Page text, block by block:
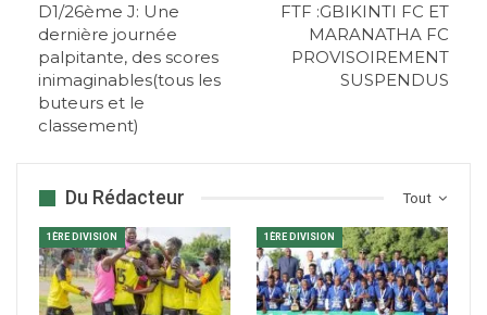
D1/26ème J: Une
dernière journée
palpitante, des scores
inimaginables(tous les
buteurs et le
classement)
FTF :GBIKINTI FC ET
MARANATHA FC
PROVISOIREMENT
SUSPENDUS
Tout
Du Rédacteur
1ÈRE DIVISION 1ÈRE DIVISION